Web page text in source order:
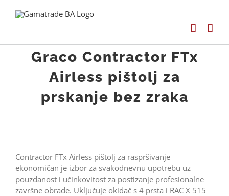
Graco Contractor FTx
Airless pištolj za
prskanje bez zraka
Contractor FTx Airless pištolj za raspršivanje
ekonomičan je izbor za svakodnevnu upotrebu uz
pouzdanost i učinkovitost za postizanje profesionalne
završne obrade. Uključuje okidač s 4 prsta i RAC X 515